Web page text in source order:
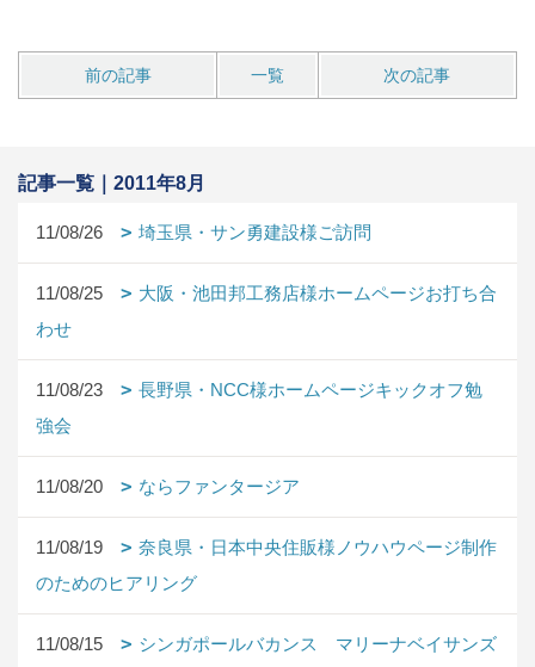
前の記事 一覧 次の記事
記事一覧｜2011年8月
11/08/26 埼玉県・サン勇建設様ご訪問
11/08/25
大阪・池田邦工務店様ホームページお打ち合
わせ
11/08/23
長野県・NCC様ホームページキックオフ勉
強会
11/08/20 ならファンタージア
11/08/19
奈良県・日本中央住販様ノウハウページ制作
のためのヒアリング
11/08/15
シンガポールバカンス マリーナベイサンズ